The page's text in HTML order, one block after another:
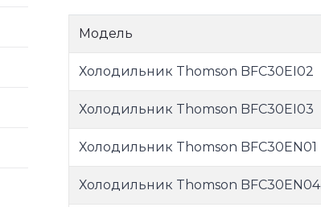
Модель
Холодильник Thomson BFC30EI02
Холодильник Thomson BFC30EI03
Холодильник Thomson BFC30EN01
Холодильник Thomson BFC30EN04